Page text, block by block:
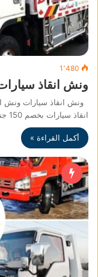
1٬480
ونش انقاذ
ونش انقاذ سيارات ونش
انقاذ سيارات بخصم 150 جنية اتصل بنا…
أكمل القراءة »